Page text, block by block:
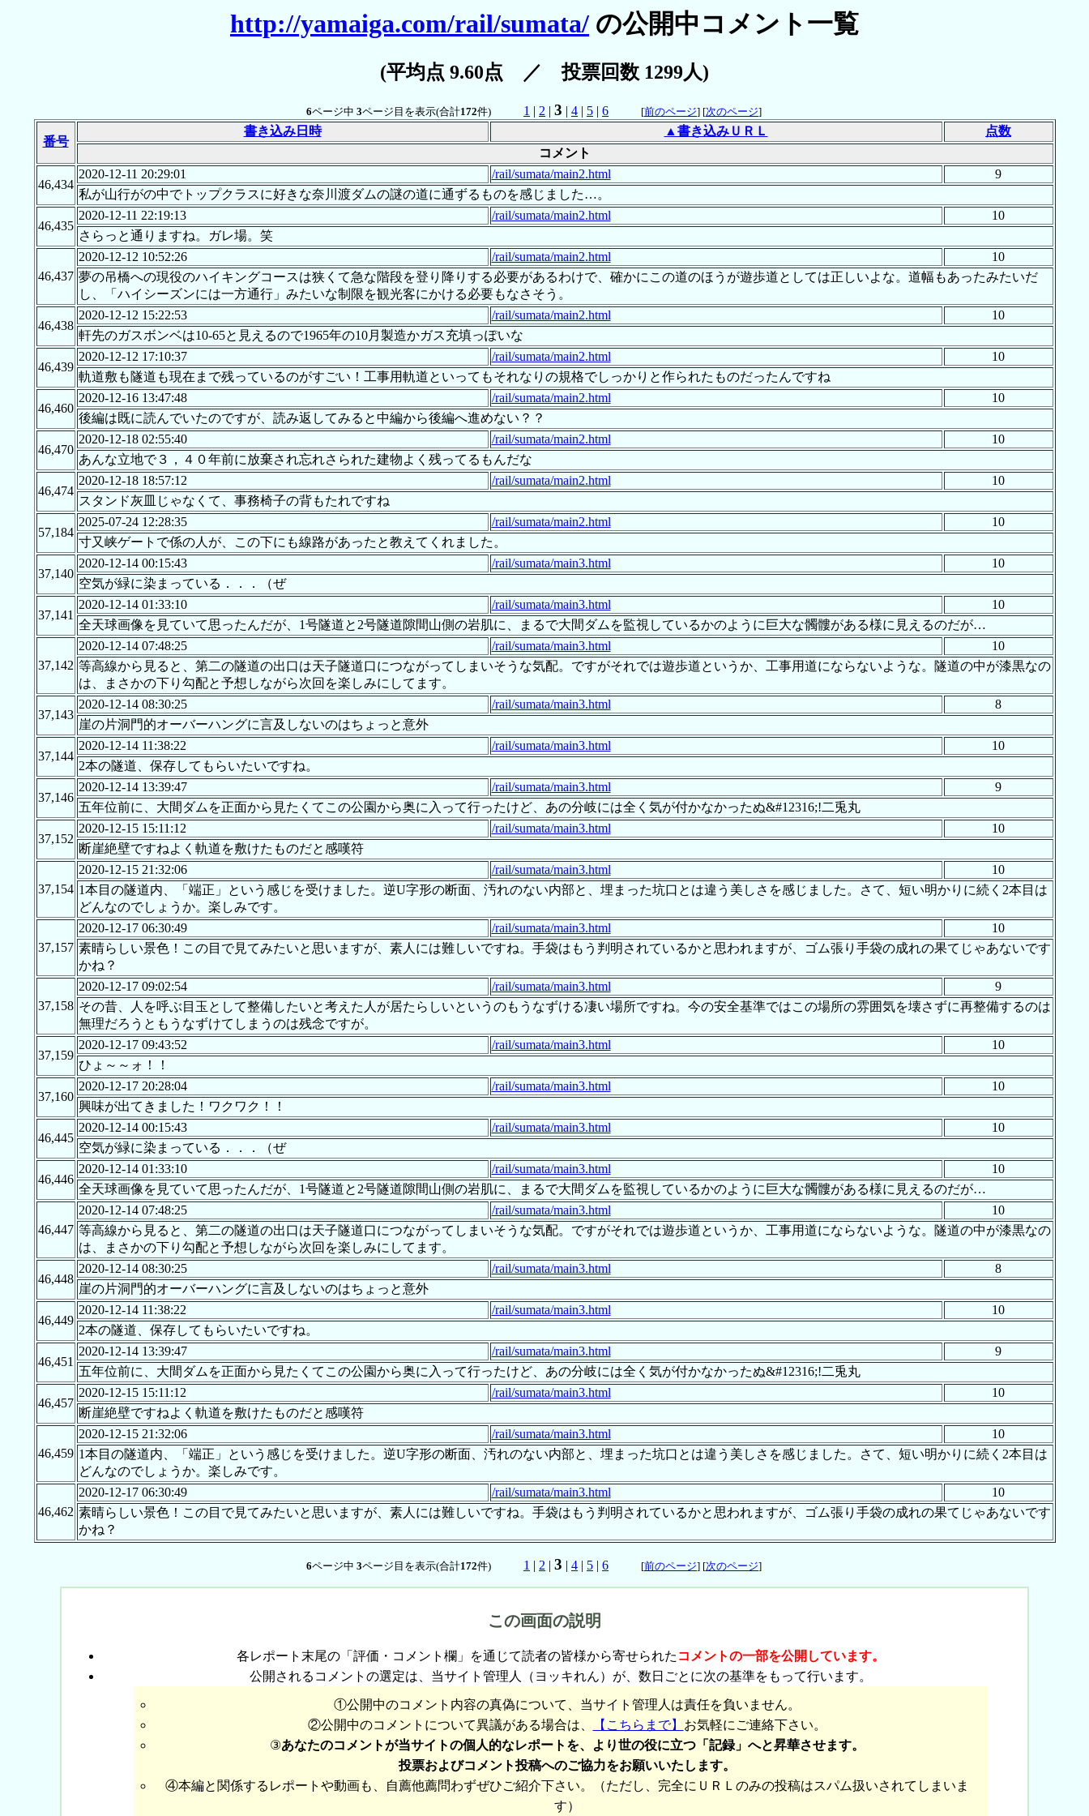
http://yamaiga.com/rail/sumata/ の公開中コメント一覧
(平均点 9.60点 ／ 投票回数 1299人)
6ページ中 3ページ目を表示(合計172件) 1 | 2 | 3 | 4 | 5 | 6 [前のページ] [次のページ]
番号
書き込み日時 ▲書き込みＵＲＬ
点数
コメント
46,434
2020-12-11 20:29:01 /rail/sumata/main2.html
9
私が山行がの中でトップクラスに好きな奈川渡ダムの謎の道に通ずるものを感じました…。
46,435
2020-12-11 22:19:13 /rail/sumata/main2.html
10
さらっと通りますね。ガレ場。笑
46,437
2020-12-12 10:52:26 /rail/sumata/main2.html
10
夢の吊橋への現役のハイキングコースは狭くて急な階段を登り降りする必要があるわけで、確かにこの道のほうが遊歩道としては正しいよな。道幅もあったみたいだ
し、「ハイシーズンには一方通行」みたいな制限を観光客にかける必要もなさそう。
46,438
2020-12-12 15:22:53 /rail/sumata/main2.html
10
軒先のガスボンベは10-65と見えるので1965年の10月製造かガス充填っぽいな
46,439
2020-12-12 17:10:37 /rail/sumata/main2.html
10
軌道敷も隧道も現在まで残っているのがすごい！工事用軌道といってもそれなりの規格でしっかりと作られたものだったんですね
46,460
2020-12-16 13:47:48 /rail/sumata/main2.html
10
後編は既に読んでいたのですが、読み返してみると中編から後編へ進めない？？
46,470
2020-12-18 02:55:40 /rail/sumata/main2.html
10
あんな立地で３，４０年前に放棄され忘れさられた建物よく残ってるもんだな
46,474
2020-12-18 18:57:12 /rail/sumata/main2.html
10
スタンド灰皿じゃなくて、事務椅子の背もたれですね
57,184
2025-07-24 12:28:35 /rail/sumata/main2.html
10
寸又峡ゲートで係の人が、この下にも線路があったと教えてくれました。
37,140
2020-12-14 00:15:43 /rail/sumata/main3.html
10
空気が緑に染まっている．．．（ぜ
37,141
2020-12-14 01:33:10 /rail/sumata/main3.html
10
全天球画像を見ていて思ったんだが、1号隧道と2号隧道隙間山側の岩肌に、まるで大間ダムを監視しているかのように巨大な髑髏がある様に見えるのだが…
37,142
2020-12-14 07:48:25 /rail/sumata/main3.html
10
等高線から見ると、第二の隧道の出口は天子隧道口につながってしまいそうな気配。ですがそれでは遊歩道というか、工事用道にならないような。隧道の中が漆黒なの
は、まさかの下り勾配と予想しながら次回を楽しみにしてます。
37,143
2020-12-14 08:30:25 /rail/sumata/main3.html
8
崖の片洞門的オーバーハングに言及しないのはちょっと意外
37,144
2020-12-14 11:38:22 /rail/sumata/main3.html
10
2本の隧道、保存してもらいたいですね。
37,146
2020-12-14 13:39:47 /rail/sumata/main3.html
9
五年位前に、大間ダムを正面から見たくてこの公園から奥に入って行ったけど、あの分岐には全く気が付かなかったぬ&#12316;!二兎丸
37,152
2020-12-15 15:11:12 /rail/sumata/main3.html
10
断崖絶壁ですねよく軌道を敷けたものだと感嘆符
37,154
2020-12-15 21:32:06 /rail/sumata/main3.html
10
1本目の隧道内、「端正」という感じを受けました。逆U字形の断面、汚れのない内部と、埋まった坑口とは違う美しさを感じました。さて、短い明かりに続く2本目は
どんなのでしょうか。楽しみです。
37,157
2020-12-17 06:30:49 /rail/sumata/main3.html
10
素晴らしい景色！この目で見てみたいと思いますが、素人には難しいですね。手袋はもう判明されているかと思われますが、ゴム張り手袋の成れの果てじゃあないです
かね？
37,158
2020-12-17 09:02:54 /rail/sumata/main3.html
9
その昔、人を呼ぶ目玉として整備したいと考えた人が居たらしいというのもうなずける凄い場所ですね。今の安全基準ではこの場所の雰囲気を壊さずに再整備するのは
無理だろうともうなずけてしまうのは残念ですが。
37,159
2020-12-17 09:43:52 /rail/sumata/main3.html
10
ひょ～～ォ！！
37,160
2020-12-17 20:28:04 /rail/sumata/main3.html
10
興味が出てきました！ワクワク！！
46,445
2020-12-14 00:15:43 /rail/sumata/main3.html
10
空気が緑に染まっている．．．（ぜ
46,446
2020-12-14 01:33:10 /rail/sumata/main3.html
10
全天球画像を見ていて思ったんだが、1号隧道と2号隧道隙間山側の岩肌に、まるで大間ダムを監視しているかのように巨大な髑髏がある様に見えるのだが…
46,447
2020-12-14 07:48:25 /rail/sumata/main3.html
10
等高線から見ると、第二の隧道の出口は天子隧道口につながってしまいそうな気配。ですがそれでは遊歩道というか、工事用道にならないような。隧道の中が漆黒なの
は、まさかの下り勾配と予想しながら次回を楽しみにしてます。
46,448
2020-12-14 08:30:25 /rail/sumata/main3.html
8
崖の片洞門的オーバーハングに言及しないのはちょっと意外
46,449
2020-12-14 11:38:22 /rail/sumata/main3.html
10
2本の隧道、保存してもらいたいですね。
46,451
2020-12-14 13:39:47 /rail/sumata/main3.html
9
五年位前に、大間ダムを正面から見たくてこの公園から奥に入って行ったけど、あの分岐には全く気が付かなかったぬ&#12316;!二兎丸
46,457
2020-12-15 15:11:12 /rail/sumata/main3.html
10
断崖絶壁ですねよく軌道を敷けたものだと感嘆符
46,459
2020-12-15 21:32:06 /rail/sumata/main3.html
10
1本目の隧道内、「端正」という感じを受けました。逆U字形の断面、汚れのない内部と、埋まった坑口とは違う美しさを感じました。さて、短い明かりに続く2本目は
どんなのでしょうか。楽しみです。
46,462
2020-12-17 06:30:49 /rail/sumata/main3.html
10
素晴らしい景色！この目で見てみたいと思いますが、素人には難しいですね。手袋はもう判明されているかと思われますが、ゴム張り手袋の成れの果てじゃあないです
かね？
6ページ中 3ページ目を表示(合計172件) 1 | 2 | 3 | 4 | 5 | 6 [前のページ] [次のページ]
この画面の説明
各レポート末尾の「評価・コメント欄」を通じて読者の皆様から寄せられた コメントの一部を公開しています。
公開されるコメントの選定は、当サイト管理人（ヨッキれん）が、数日ごとに次の基準をもって行います。
①公開中のコメント内容の真偽について、当サイト管理人は責任を負いません。
②公開中のコメントについて異議がある場合は、
【こちらまで】 お気軽にご連絡下さい。
③あなたのコメントが当サイトの個人的なレポートを、より世の役に立つ「記録」へと昇華させます。
投票およびコメント投稿へのご協力をお願いいたします。
④本編と関係するレポートや動画も、自薦他薦問わずぜひご紹介下さい。（ただし、完全にＵＲＬのみの投稿はスパム扱いされてしまいま
す）